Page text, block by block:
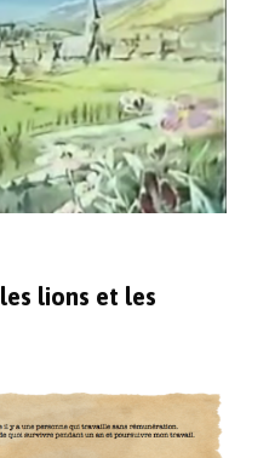
lions et les